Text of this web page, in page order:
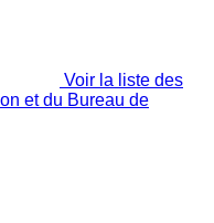
Voir la liste des
et du Bureau de